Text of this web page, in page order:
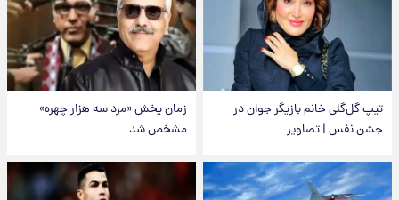
تیپ گل‌گلی خانم بازیگر جوان در
جشن نفس | تصاویر
زمان پخش «مرد سه هزار چهره»
مشخص شد